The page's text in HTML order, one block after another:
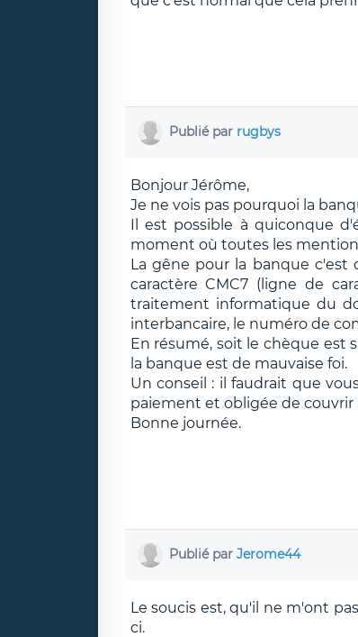
Publié par rugbys
Bonjour Jérôme,
Je ne vois pas pourquoi la
Il est possible à quiconque
moment où toutes les
La gêne pour la banque
caractère CMC7 (ligne de
traitement informatique du
interbancaire, le numéro de
En résumé, soit le chèque est
la banque est de mauvaise foi.
Un conseil : il faudrait que
paiement et obligée de couvrir
Bonne journée.
Publié par Jerome44
Le soucis est, qu'il ne m'ont
ci.